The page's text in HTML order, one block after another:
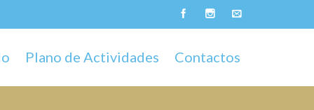
Plano de Actividades Contactos